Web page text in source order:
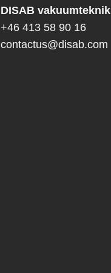
DISAB vakuumteknik
+46 413 58 90 16
contactus@disab.com